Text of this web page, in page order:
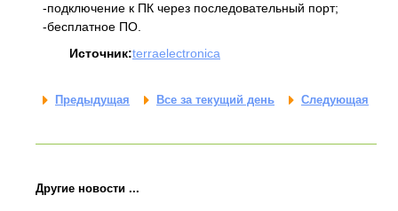
-подключение к ПК через последовательный порт;
-бесплатное ПО.
Источник:terraelectronica
Предыдущая Все за текущий день Следующая
Другие новости ...